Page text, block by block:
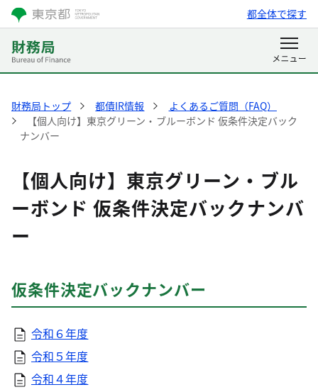
都全体で探す
財務局トップ 都債IR情報
よくあるご質問（FAQ）
【個人向け】東京グリーン・ブルーボンド 仮条件決定バック
ナンバー
【個人向け】東京グリーン・ブル
ーボンド 仮条件決定バックナンバ
ー
仮条件決定バックナンバー
令和６年度
令和５年度
令和４年度